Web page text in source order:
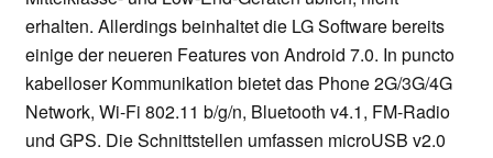
erhalten. Allerdings beinhaltet die LG Software bereits
einige der neueren Features von Android 7.0. In puncto
kabelloser Kommunikation bietet das Phone 2G/3G/4G
Network, Wi-Fi 802.11 b/g/n, Bluetooth v4.1, FM-Radio
und GPS. Die Schnittstellen umfassen microUSB v2.0